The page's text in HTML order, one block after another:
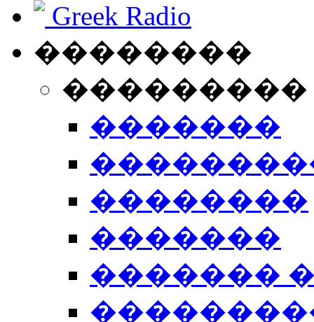
Greek Radio
��������
�������
��������
�������
�������